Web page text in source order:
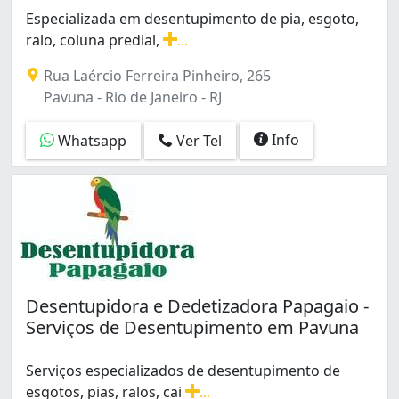
Inhaúma (4)
Inhoaíba (1)
Jardim América (3)
Jardim Carioca (1)
Jardim Guanabara (2)
Lagoa (1)
Leblon (1)
Marechal Hermes (4)
Méier (1)
Oswaldo Cruz (3)
Padre Miguel (3)
Pechincha (3)
Pedra de Guaratiba (1)
Penha Circular (3)
Especializada em desentupimento de pia, esgoto,
ralo, coluna predial,
Rua Laércio Ferreira Pinheiro, 265
Pavuna - Rio de Janeiro - RJ
Whatsapp Ver Tel Info
Desentupidora e Dedetizadora Papagaio -
Serviços de Desentupimento em Pavuna
Serviços especializados de desentupimento de
esgotos, pias, ralos, cai